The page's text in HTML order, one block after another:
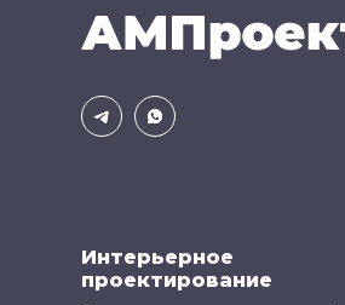
Интерьерное
проектирование